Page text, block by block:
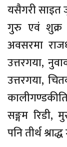
यसैगरी साइत
गुरु एवं शुक्र
अवसरमा
उत्तरगया,
उत्तरगया,
सङ्गम रिडी,
पनि तीर्थ